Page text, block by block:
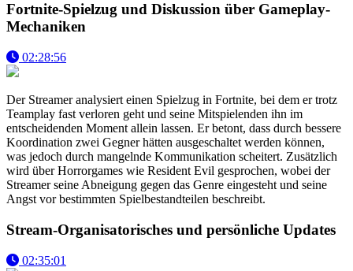
Fortnite-Spielzug und Diskussion über Gameplay-
Mechaniken
02:28:56
Der Streamer analysiert einen Spielzug in Fortnite, bei dem er trotz
Teamplay fast verloren geht und seine Mitspielenden ihn im
entscheidenden Moment allein lassen. Er betont, dass durch bessere
Koordination zwei Gegner hätten ausgeschaltet werden können,
was jedoch durch mangelnde Kommunikation scheitert. Zusätzlich
wird über Horrorgames wie Resident Evil gesprochen, wobei der
Streamer seine Abneigung gegen das Genre eingesteht und seine
Angst vor bestimmten Spielbestandteilen beschreibt.
Stream-Organisatorisches und persönliche Updates
02:35:01